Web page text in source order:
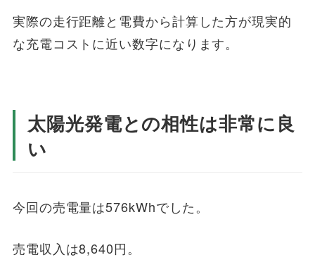
実際の走行距離と電費から計算した方が現実的
な充電コストに近い数字になります。
太陽光発電との相性は非常に良
い
今回の売電量は576kWhでした。
売電収入は8,640円。